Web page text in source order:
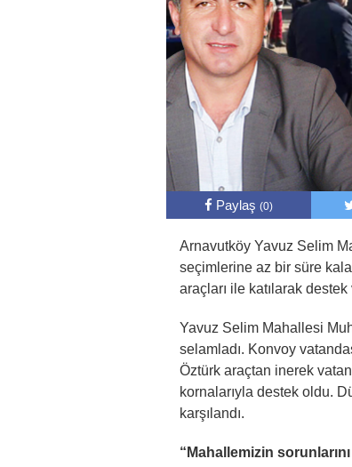
Paylaş (0)
Arnavutköy Yavuz Selim
seçimlerine az bir süre
araçları ile katılarak destek
Yavuz Selim Mahallesi
selamladı. Konvoy
Öztürk araçtan inerek
kornalarıyla destek oldu.
karşılandı.
“Mahallemizin